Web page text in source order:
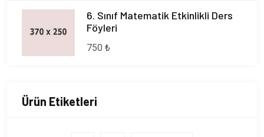
6. Sınıf Matematik Etkinlikli Ders
Föyleri
750 ₺
Ürün Etiketleri